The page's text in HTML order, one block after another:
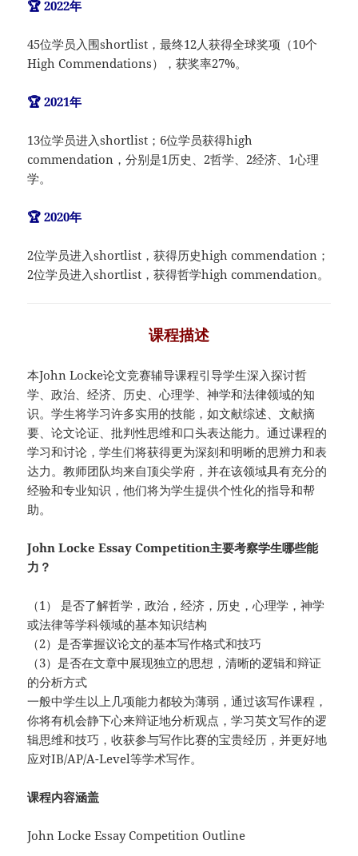
🏆 2022年
45位学员入围shortlist，最终12人获得全球奖项（10个
High Commendations），获奖率27%。
🏆 2021年
13位学员进入shortlist；6位学员获得high
commendation，分别是1历史、2哲学、2经济、1心理
学。
🏆 2020年
2位学员进入shortlist，获得历史high commendation；
2位学员进入shortlist，获得哲学high commendation。
课程描述
本John Locke论文竞赛辅导课程引导学生深入探讨哲
学、政治、经济、历史、心理学、神学和法律领域的知
识。学生将学习许多实用的技能，如文献综述、文献摘
要、论文论证、批判性思维和口头表达能力。通过课程的
学习和讨论，学生们将获得更为深刻和明晰的思辨力和表
达力。教师团队均来自顶尖学府，并在该领域具有充分的
经验和专业知识，他们将为学生提供个性化的指导和帮
助。
John Locke Essay Competition主要考察学生哪些能
力？
（1） 是否了解哲学，政治，经济，历史，心理学，神学
或法律等学科领域的基本知识结构
（2）是否掌握议论文的基本写作格式和技巧
（3）是否在文章中展现独立的思想，清晰的逻辑和辩证
的分析方式
一般中学生以上几项能力都较为薄弱，通过该写作课程，
你将有机会静下心来辩证地分析观点，学习英文写作的逻
辑思维和技巧，收获参与写作比赛的宝贵经历，并更好地
应对IB/AP/A-Level等学术写作。
课程内容涵盖
John Locke Essay Competition Outline